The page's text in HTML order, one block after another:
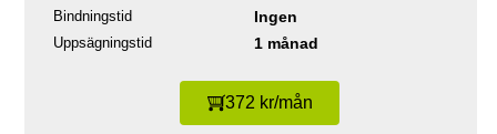
Bindningstid Ingen
Uppsägningstid 1 månad
372 kr/mån